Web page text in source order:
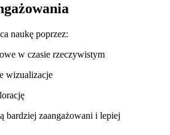
naukę poprzez:
w czasie rzeczywistym
wizualizacje
bardziej zaangażowani i lepiej